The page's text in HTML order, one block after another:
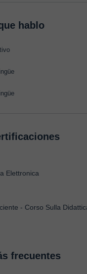
hablo
Elettronica
- Corso Sulla
frecuentes